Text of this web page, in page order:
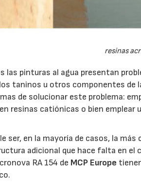
resinas
las pinturas al agua presentan
taninos u otros componentes de
de solucionar este problema:
resinas catiónicas o bien emplear
ser, en la mayoría de casos, la
adicional que hace falta en el
RA 154 de MCP Europe